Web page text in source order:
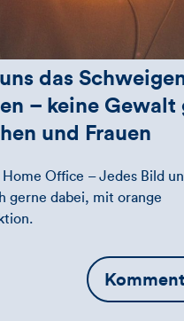
das
– keine Gewalt
und Frauen
Home Office – Jedes Bild
gerne dabei, mit orange
Öffnet
die